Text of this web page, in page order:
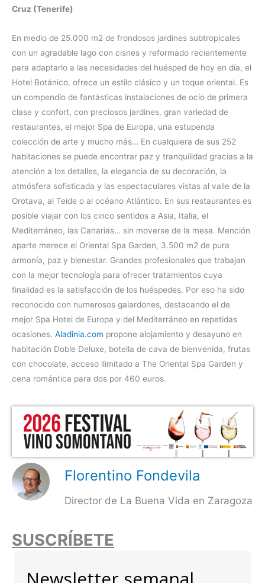
Cruz (Tenerife)
En medio de 25.000 m2 de frondosos jardines subtropicales
con un agradable lago con cisnes y reformado recientemente
para adaptarlo a las necesidades del huésped de hoy en día, el
Hotel Botánico, ofrece un estilo clásico y un toque oriental. Es
un compendio de fantásticas instalaciones de ocio de primera
clase y confort, con preciosos jardines, gran variedad de
restaurantes, el mejor Spa de Europa, una estupenda
colección de arte y mucho más… En cualquiera de sus 252
habitaciones se puede encontrar paz y tranquilidad gracias a la
atención a los detalles, la elegancia de su decoración, la
atmósfera sofisticada y las espectaculares vistas al valle de la
Orotava, al Teide o al océano Atlántico. En sus restaurantes es
posible viajar con los cinco sentidos a Asia, Italia, el
Mediterráneo, las Canarias… sin moverse de la mesa. Mención
aparte merece el Oriental Spa Garden, 3.500 m2 de pura
armonía, paz y bienestar. Grandes profesionales que trabajan
con la mejor tecnología para ofrecer tratamientos cuya
finalidad es la satisfacción de los huéspedes. Por eso ha sido
reconocido con numerosos galardones, destacando el de
mejor Spa Hotel de Europa y del Mediterráneo en repetidas
ocasiones. Aladinia.com propone alojamiento y desayuno en
habitación Doble Deluxe, botella de cava de bienvenida, frutas
con chocolate, acceso ilimitado a The Oriental Spa Garden y
cena romántica para dos por 460 euros.
Florentino Fondevila
Director de La Buena Vida en Zaragoza
SUSCRÍBETE